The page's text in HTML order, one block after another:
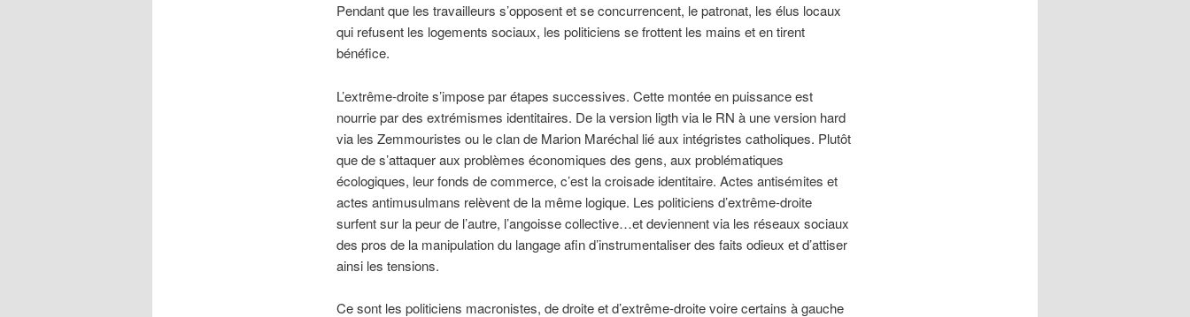
Pendant que les travailleurs s’opposent et se concurrencent, le patronat, les élus locaux
qui refusent les logements sociaux, les politiciens se frottent les mains et en tirent
bénéfice.
L’extrême-droite s’impose par étapes successives. Cette montée en puissance est
nourrie par des extrémismes identitaires. De la version ligth via le RN à une version hard
via les Zemmouristes ou le clan de Marion Maréchal lié aux intégristes catholiques. Plutôt
que de s’attaquer aux problèmes économiques des gens, aux problématiques
écologiques, leur fonds de commerce, c’est la croisade identitaire. Actes antisémites et
actes antimusulmans relèvent de la même logique. Les politiciens d’extrême-droite
surfent sur la peur de l’autre, l’angoisse collective…et deviennent via les réseaux sociaux
des pros de la manipulation du langage afin d’instrumentaliser des faits odieux et d’attiser
ainsi les tensions.
Ce sont les politiciens macronistes, de droite et d’extrême-droite voire certains à gauche